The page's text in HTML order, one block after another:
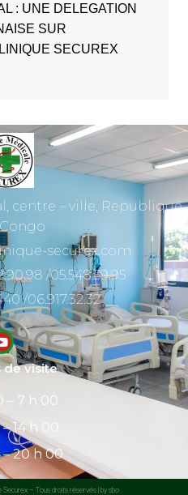
: UNE DELEGATION
SUR
SECUREX
centre – ville, Republique
securex.com
/05.548.59.95
/06.917.32.32
de visite
– 7 h 00
14 h 00
– 20 h 00
Securex – Tous droits réservés | by sbo